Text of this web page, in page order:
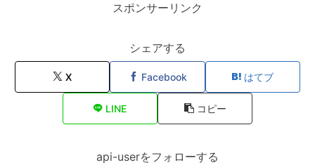
スポンサーリンク
シェアする
X Facebook はてブ
LINE コピー
api-userをフォローする